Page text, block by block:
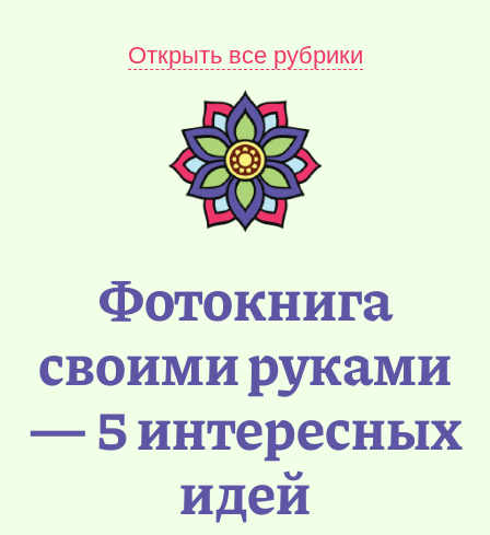
Открыть все рубрики
Фотокнига
своими руками
— 5 интересных
идей